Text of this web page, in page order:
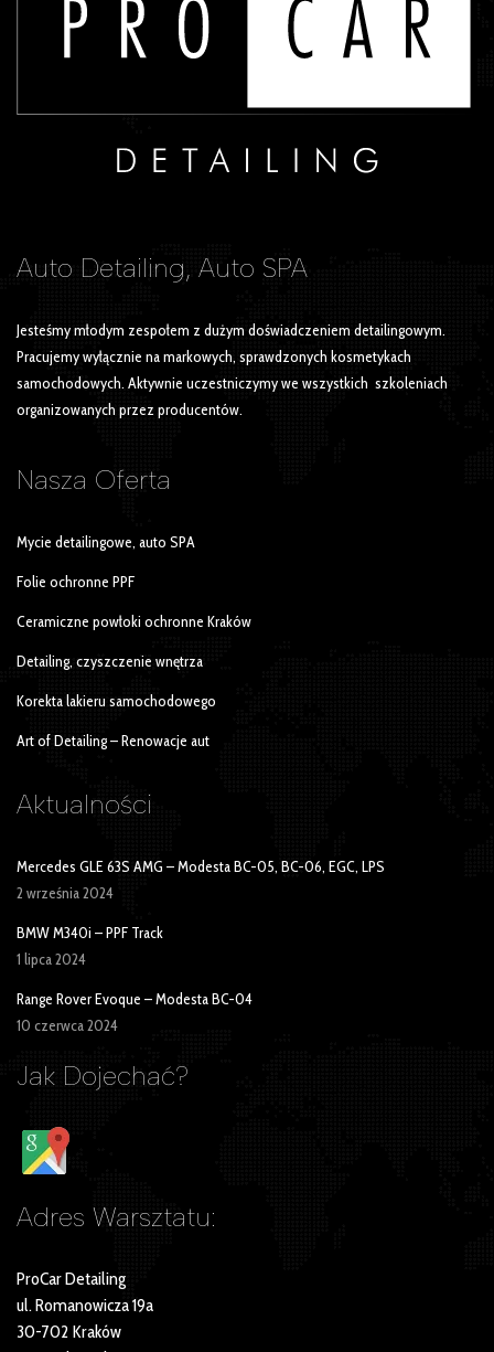
Auto Detailing, Auto SPA
Jesteśmy młodym zespołem z dużym doświadczeniem detailingowym.
Pracujemy wyłącznie na markowych, sprawdzonych kosmetykach
samochodowych. Aktywnie uczestniczymy we wszystkich szkoleniach
organizowanych przez producentów.
Nasza Oferta
Mycie detailingowe, auto SPA
Folie ochronne PPF
Ceramiczne powłoki ochronne Kraków
Detailing, czyszczenie wnętrza
Korekta lakieru samochodowego
Art of Detailing – Renowacje aut
Aktualności
Mercedes GLE 63S AMG – Modesta BC-05, BC-06, EGC, LPS
2 września 2024
BMW M340i – PPF Track
1 lipca 2024
Range Rover Evoque – Modesta BC-04
10 czerwca 2024
Jak Dojechać?
Adres Warsztatu:
ProCar Detailing
ul. Romanowicza 19a
30-702 Kraków